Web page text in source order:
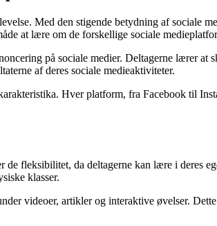
Med den stigende betydning af sociale
at lære om de forskellige sociale
på sociale medier. Deltagerne lærer
af deres sociale medieaktiviteter.
Hver platform, fra Facebook til
fleksibilitet, da deltagerne kan lære i deres
klasser.
videoer, artikler og interaktive øvelser.